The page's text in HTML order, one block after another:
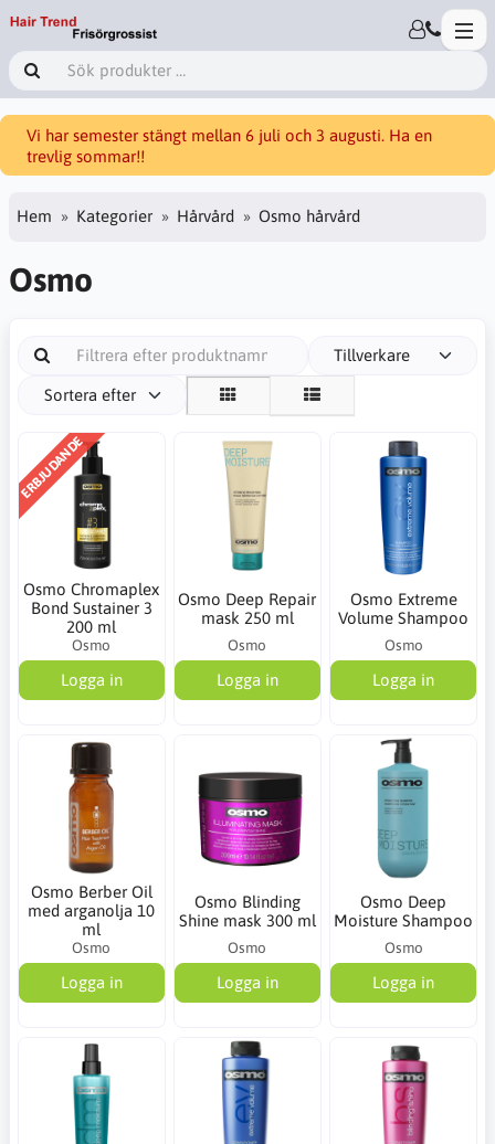
Vi har semester stängt mellan 6 juli och 3 augusti. Ha en
trevlig sommar!!
Hem Kategorier Hårvård Osmo hårvård
Osmo
Tillverkare
Sortera efter
ERBJUDANDE
Osmo Chromaplex
Bond Sustainer 3
200 ml
Osmo
Logga in
Osmo Deep Repair
mask 250 ml
Osmo
Logga in
Osmo Extreme
Volume Shampoo
Osmo
Logga in
Osmo Berber Oil
med arganolja 10
ml
Osmo
Logga in
Osmo Blinding
Shine mask 300 ml
Osmo
Logga in
Osmo Deep
Moisture Shampoo
Osmo
Logga in